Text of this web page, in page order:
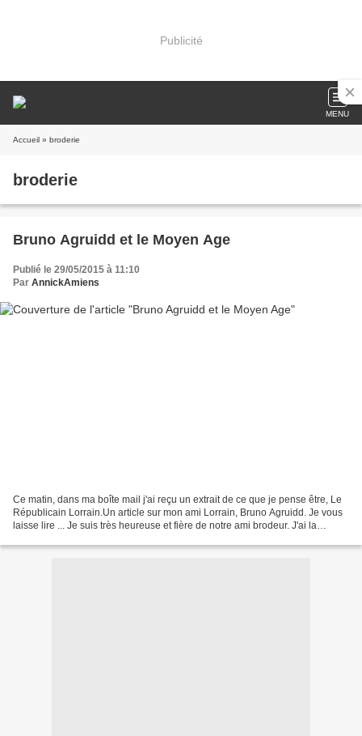
Publicité
MENU
Accueil » broderie
broderie
Bruno Agruidd et le Moyen Age
Publié le 29/05/2015 à 11:10
Par AnnickAmiens
Ce matin, dans ma boîte mail j'ai reçu un extrait de ce que je pense être, Le
Républicain Lorrain.Un article sur mon ami Lorrain, Bruno Agruidd. Je vous
laisse lire ... Je suis très heureuse et fière de notre ami brodeur. J'ai la